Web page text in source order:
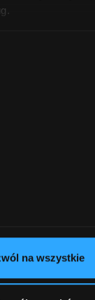
na wszystkie
możliwe.
Aktualności